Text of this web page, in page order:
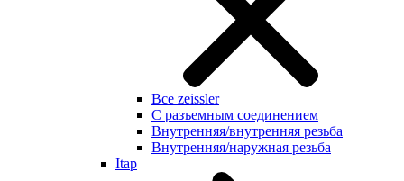
Все zeissler
С разъемным соединением
Внутренняя/внутренняя резьба
Внутренняя/наружная резьба
Itap